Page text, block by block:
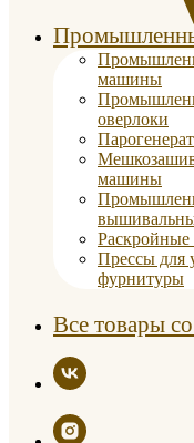
машины
оверлоки
машины
Прессы для
фурнитуры
Все товары